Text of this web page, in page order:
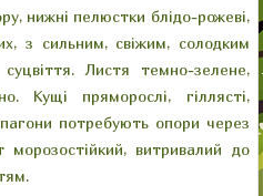
нижні пелюстки блідо-рожеві,
з сильним, свіжим, солодким
Листя темно-зелене,
Кущі пряморослі, гіллясті,
потребують опори через
морозостійкий, витривалий до